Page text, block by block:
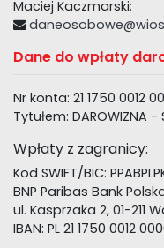
Maciej Kaczmarski:
Dane do wpłaty
Nr konta: 21 1750 0012
Tytułem: DAROWIZNA -
Wpłaty z zagranicy:
Kod SWIFT/BIC:
BNP Paribas Bank
ul. Kasprzaka 2, 01-211
IBAN: PL 21 1750 0012